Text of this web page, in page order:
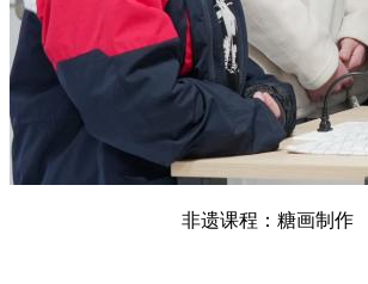
非遗课程：糖画制作